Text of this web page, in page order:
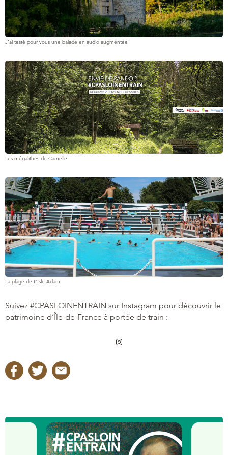
J’ai testé pour vous une balade en audio augmentée
Les mégalithes de Carnelle
La plage de L’Isle Adam
Suivez #CPASLOINENTRAIN sur Instagram pour découvrir le
patrimoine d’Île-de-France à portée de train :
Instagram